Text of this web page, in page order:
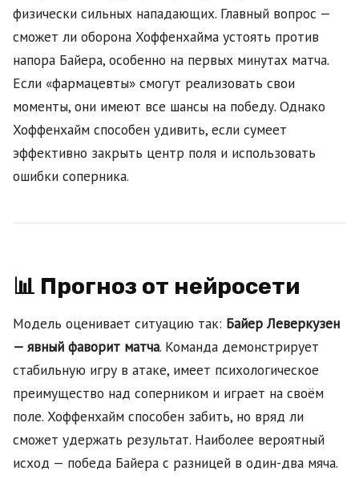
физически сильных нападающих. Главный вопрос —
сможет ли оборона Хоффенхайма устоять против
напора Байера, особенно на первых минутах матча.
Если «фармацевты» смогут реализовать свои
моменты, они имеют все шансы на победу. Однако
Хоффенхайм способен удивить, если сумеет
эффективно закрыть центр поля и использовать
ошибки соперника.
📊 Прогноз от нейросети
Модель оценивает ситуацию так: Байер Леверкузен
— явный фаворит матча. Команда демонстрирует
стабильную игру в атаке, имеет психологическое
преимущество над соперником и играет на своём
поле. Хоффенхайм способен забить, но вряд ли
сможет удержать результат. Наиболее вероятный
исход — победа Байера с разницей в один-два мяча.